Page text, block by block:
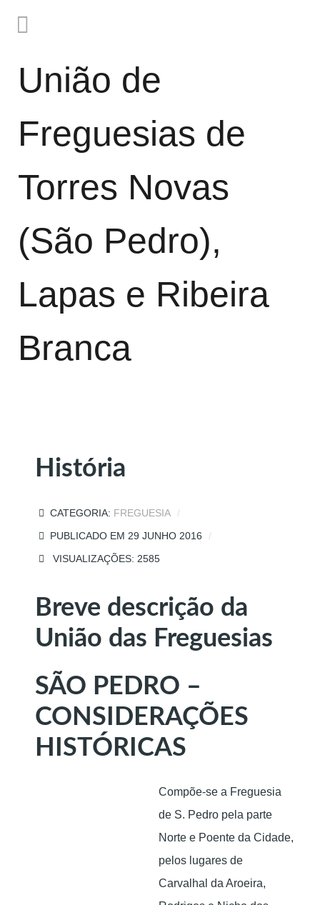
União de
Freguesias de
Torres Novas
(São Pedro),
Lapas e Ribeira
Branca
História
CATEGORIA: FREGUESIA
PUBLICADO EM 29 JUNHO 2016
VISUALIZAÇÕES: 2585
Breve descrição da
União das Freguesias
SÃO PEDRO –
CONSIDERAÇÕES
HISTÓRICAS
Compõe-se a Freguesia
de S. Pedro pela parte
Norte e Poente da Cidade,
pelos lugares de
Carvalhal da Aroeira,